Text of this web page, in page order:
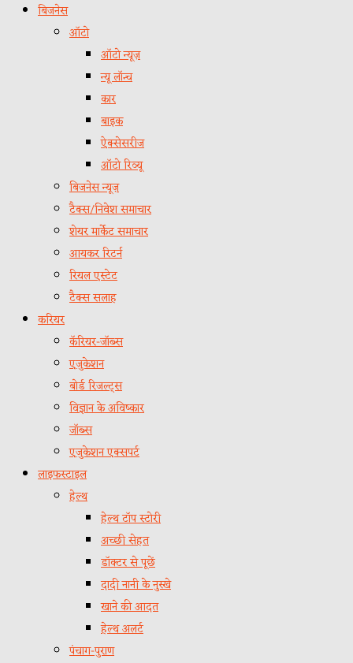
बिजनेस
ऑटो
ऑटो न्यूज़
न्यू लॉन्च
कार
बाइक
ऐक्सेसरीज
ऑटो रिव्यू
बिजनेस न्यूज़
टैक्स/निवेश समाचार
शेयर मार्केट समाचार
आयकर रिटर्न
रियल एस्टेट
टैक्स सलाह
करियर
कॅरियर-जॉब्स
एजुकेशन
बोर्ड रिजल्ट्स
विज्ञान के अविष्कार
जॉब्स
एजुकेशन एक्सपर्ट
लाइफस्टाइल
हेल्थ
हेल्थ टॉप स्टोरी
अच्छी सेहत
डॉक्टर से पूछें
दादी नानी के नुस्खे
खाने की आदत
हेल्थ अलर्ट
पंचाग-पुराण